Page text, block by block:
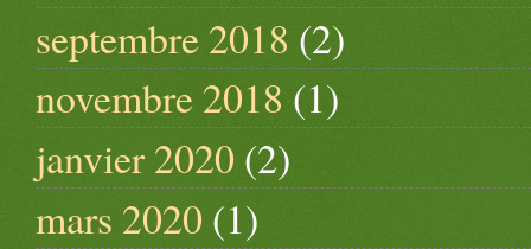
septembre 2018 (2)
novembre 2018 (1)
janvier 2020 (2)
mars 2020 (1)